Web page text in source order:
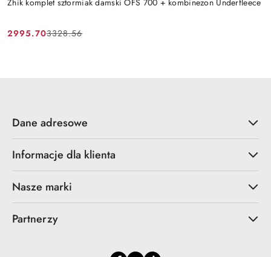
Zhik komplet sztormiak damski OFS 700 + kombinezon Underfleece
Cena
2995.70
Cena
3328.56
Dane adresowe
Informacje dla klienta
Nasze marki
Partnerzy